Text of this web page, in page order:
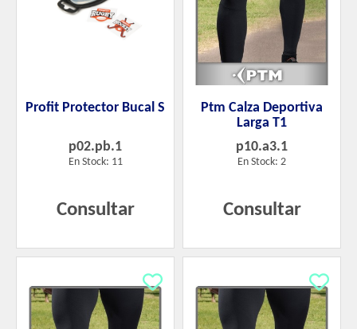
Profit Protector Bucal S
p02.pb.1
En Stock: 11
Consultar
Ptm Calza Deportiva
Larga T1
p10.a3.1
En Stock: 2
Consultar